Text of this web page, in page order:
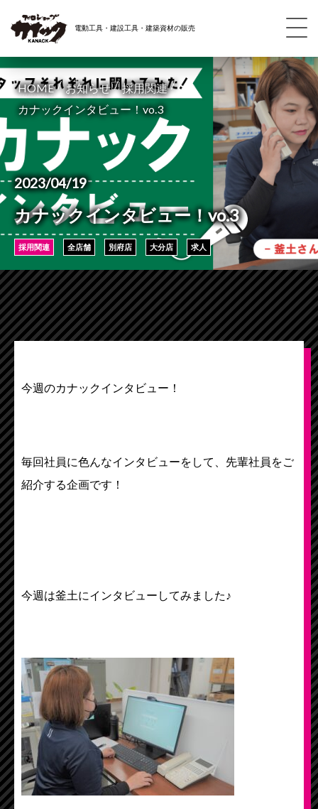
電動工具・建設工具・建築資材の販売
HOME / お知らせ / 採用関連 /
カナックインタビュー！vo.3
2023/04/19
カナックインタビュー！vo.3
採用関連 全店舗 別府店 大分店 求人
今週のカナックインタビュー！
毎回社員に色んなインタビューをして、先輩社員をご
紹介する企画です！
今週は釜土にインタビューしてみました♪